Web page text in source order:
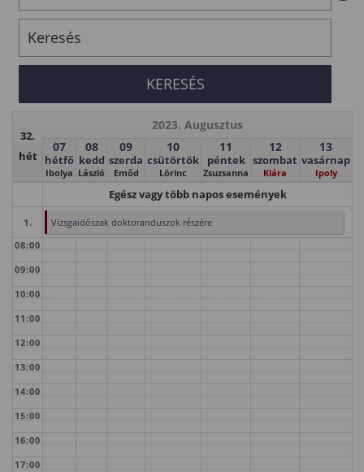
32.
hét
2023. Augusztus
07
hétfő
Ibolya
08
kedd
László
09
szerda
Emőd
10
csütörtök
Lörinc
11
péntek
Zsuzsanna
12
szombat
Klára
13
vasárnap
Ipoly
Egész vagy több napos események
1.
Vizsgaidőszak doktoranduszok részére
08:00
09:00
10:00
11:00
12:00
13:00
14:00
15:00
16:00
17:00